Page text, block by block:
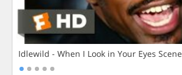
Idlewild - When I Look in Your Eyes Scene